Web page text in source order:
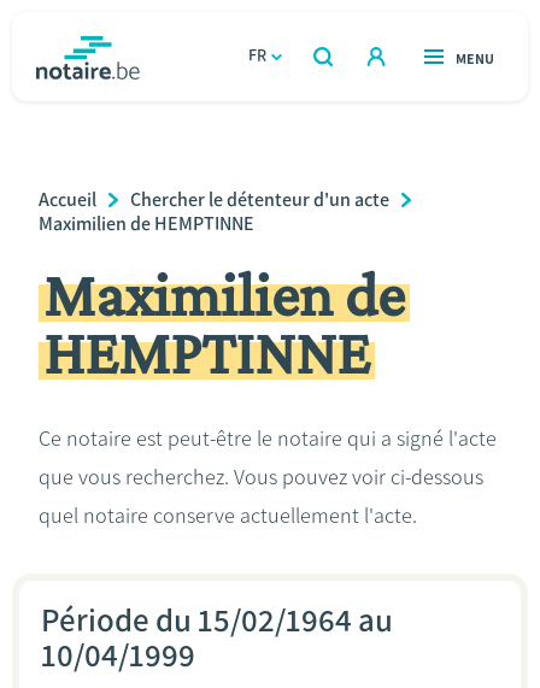
FR
OUVERT
RECHERCHER
OUVERT
MENU
Relations et vivre ensemble
Héritage et donations
Entreprendre
Calculateurs
Breadcrumb
Accueil
Chercher le détenteur d'un acte
Maximilien de HEMPTINNE
Maximilien de
HEMPTINNE
Ce notaire est peut-être le notaire qui a signé l'acte
que vous recherchez. Vous pouvez voir ci-dessous
quel notaire conserve actuellement l'acte.
Période du 15/02/1964 au
10/04/1999